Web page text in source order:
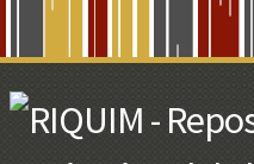
Main
Content